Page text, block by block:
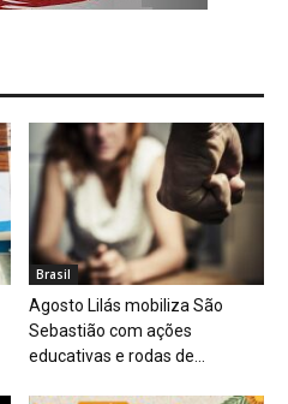
Brasil
Agosto Lilás mobiliza São
Sebastião com ações
educativas e rodas de...